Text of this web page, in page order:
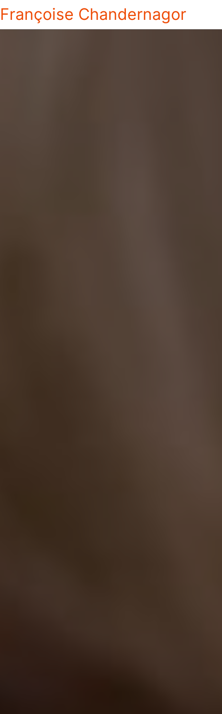
Françoise Chandernagor